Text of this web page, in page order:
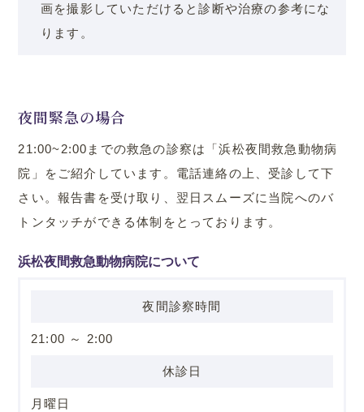
画を撮影していただけると診断や治療の参考にな
ります。
夜間緊急の場合
21:00~2:00までの救急の診察は「浜松夜間救急動物病
院」をご紹介しています。電話連絡の上、受診して下
さい。報告書を受け取り、翌日スムーズに当院へのバ
トンタッチができる体制をとっております。
浜松夜間救急動物病院について
夜間診察時間
21:00 ～ 2:00
休診日
月曜日